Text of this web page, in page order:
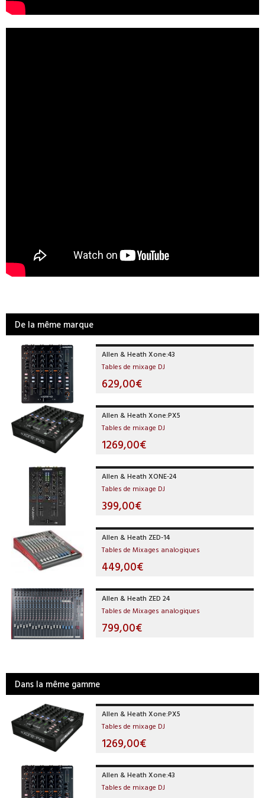
De la même marque
Allen & Heath Xone:43
Tables de mixage DJ
629,00€
Allen & Heath Xone:PX5
Tables de mixage DJ
1269,00€
Allen & Heath XONE-24
Tables de mixage DJ
399,00€
Allen & Heath ZED-14
Tables de Mixages analogiques
449,00€
Allen & Heath ZED 24
Tables de Mixages analogiques
799,00€
Dans la même gamme
Allen & Heath Xone:PX5
Tables de mixage DJ
1269,00€
Allen & Heath Xone:43
Tables de mixage DJ